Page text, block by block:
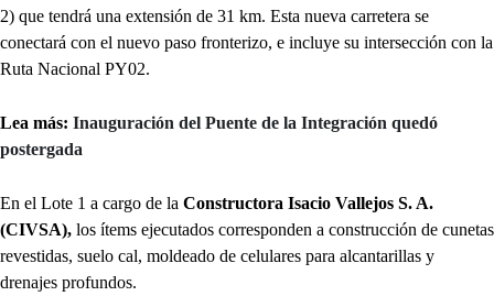
2) que tendrá una extensión de 31 km. Esta nueva carretera se
conectará con el nuevo paso fronterizo, e incluye su intersección con la
Ruta Nacional PY02.
Lea más: Inauguración del Puente de la Integración quedó
postergada
En el Lote 1 a cargo de la Constructora Isacio Vallejos S. A.
(CIVSA), los ítems ejecutados corresponden a construcción de cunetas
revestidas, suelo cal, moldeado de celulares para alcantarillas y
drenajes profundos.